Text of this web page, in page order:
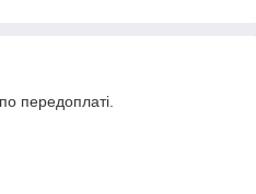
передоплаті.